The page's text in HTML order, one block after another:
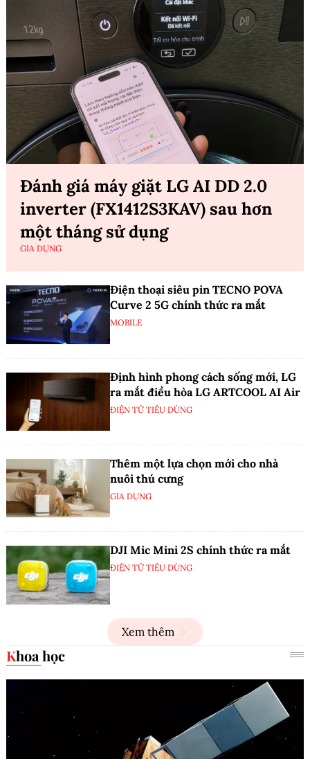
Đánh giá máy giặt LG AI DD 2.0
inverter (FX1412S3KAV) sau hơn
một tháng sử dụng
GIA DỤNG
Điện thoại siêu pin TECNO POVA
Curve 2 5G chính thức ra mắt
MOBILE
Định hình phong cách sống mới, LG
ra mắt điều hòa LG ARTCOOL AI Air
ĐIỆN TỬ TIÊU DÙNG
Thêm một lựa chọn mới cho nhà
nuôi thú cưng
GIA DỤNG
DJI Mic Mini 2S chính thức ra mắt
ĐIỆN TỬ TIÊU DÙNG
Xem thêm
Khoa học